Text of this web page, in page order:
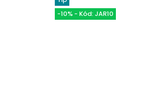
-10% - Kód: JAR10